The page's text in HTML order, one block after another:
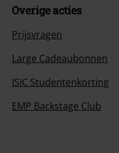
Overige acties
Prijsvragen
Large Cadeaubonnen
ISIC Studentenkorting
EMP Backstage Club